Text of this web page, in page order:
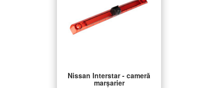
Nissan Interstar - cameră
marșarier